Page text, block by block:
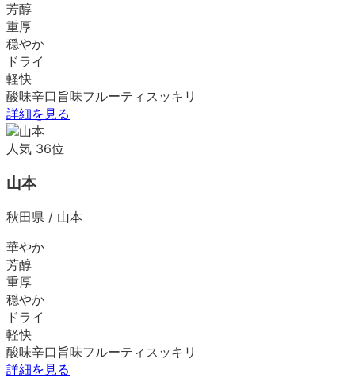
芳醇
重厚
穏やか
ドライ
軽快
酸味辛口 旨味フルーティ スッキリ
詳細を見る
人気 36位
山本
秋田県 / 山本
華やか
芳醇
重厚
穏やか
ドライ
軽快
酸味辛口 旨味フルーティ スッキリ
詳細を見る